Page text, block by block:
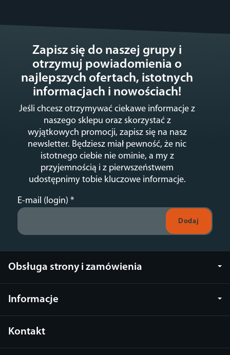
Zapisz się do naszej grupy i
otrzymuj powiadomienia o
najlepszych ofertach, istotnych
informacjach i nowościach!
Jeśli chcesz otrzymywać ciekawe informacje z
naszego sklepu oraz skorzystać z
wyjątkowych promocji, zapisz się na nasz
newsletter. Będziesz miał pewność, że nic
istotnego ciebie nie ominie, a my z
przyjemnością i z pierwszeństwem
udostępnimy tobie kluczowe informacje.
E-mail (login) *
Obsługa strony i zamówienia
Informacje
Kontakt